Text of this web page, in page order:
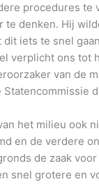
procedures te
te denken. Hij
iets te snel
verplicht ons tot
van de
het milieu ook
en de verdere
de zaak
snel grotere en